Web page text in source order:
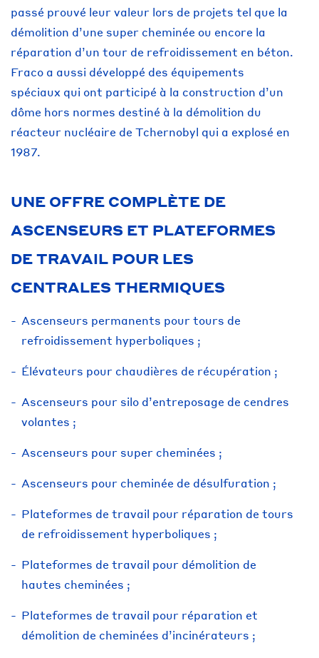
passé prouvé leur valeur lors de projets tel que la
démolition d’une super cheminée ou encore la
réparation d’un tour de refroidissement en béton.
Fraco a aussi développé des équipements
spéciaux qui ont participé à la construction d’un
dôme hors normes destiné à la démolition du
réacteur nucléaire de Tchernobyl qui a explosé en
1987.
UNE OFFRE COMPLÈTE DE
ASCENSEURS ET PLATEFORMES
DE TRAVAIL POUR LES
CENTRALES THERMIQUES
Ascenseurs permanents pour tours de
refroidissement hyperboliques ;
Élévateurs pour chaudières de récupération ;
Ascenseurs pour silo d’entreposage de cendres
volantes ;
Ascenseurs pour super cheminées ;
Ascenseurs pour cheminée de désulfuration ;
Plateformes de travail pour réparation de tours
de refroidissement hyperboliques ;
Plateformes de travail pour démolition de
hautes cheminées ;
Plateformes de travail pour réparation et
démolition de cheminées d’incinérateurs ;